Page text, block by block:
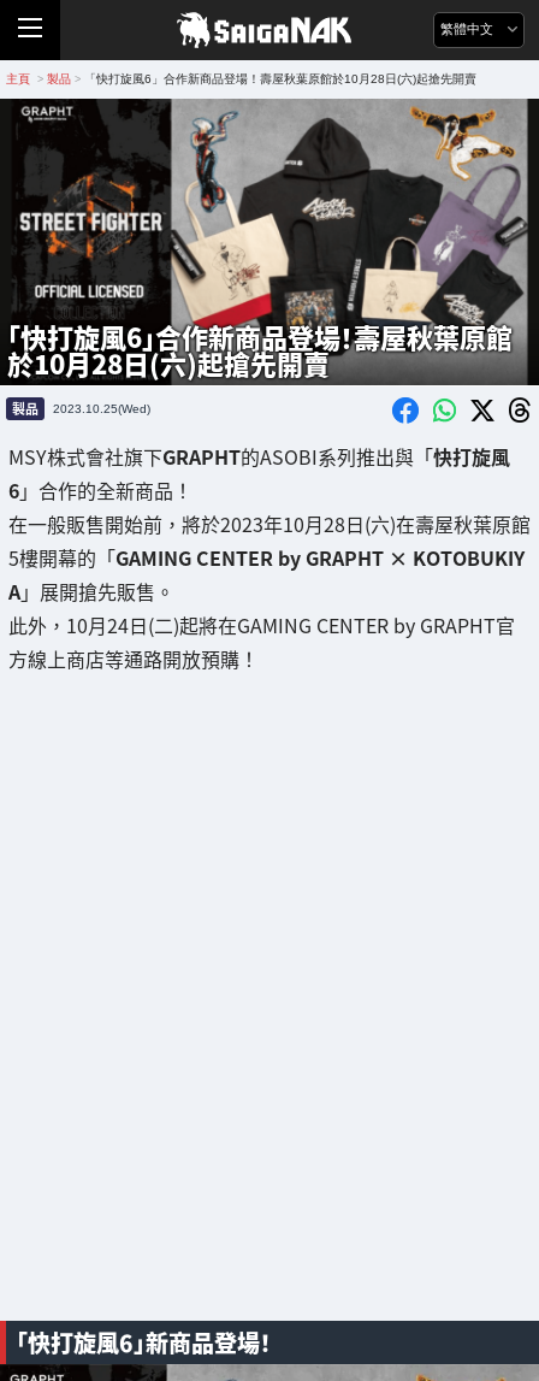
繁體中文
主頁 > 製品 > 「快打旋風6」合作新商品登場！壽屋秋葉原館於10月28日(六)起搶先開賣
「快打旋風6」合作新商品登場！壽屋秋葉原館
於10月28日(六)起搶先開賣
製品 2023.10.25(Wed)
MSY株式會社旗下GRAPHT的ASOBI系列推出與「快打旋風
6」合作的全新商品！
在一般販售開始前，將於2023年10月28日(六)在壽屋秋葉原館
5樓開幕的「GAMING CENTER by GRAPHT × KOTOBUKIY
A」展開搶先販售。
此外，10月24日(二)起將在GAMING CENTER by GRAPHT官
方線上商店等通路開放預購！
「快打旋風6」新商品登場！